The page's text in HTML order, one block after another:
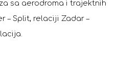
sa aerodroma i trajektnih
– Split, relaciji Zadar –